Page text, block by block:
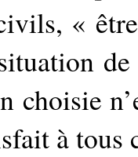
«
choisie
à tous